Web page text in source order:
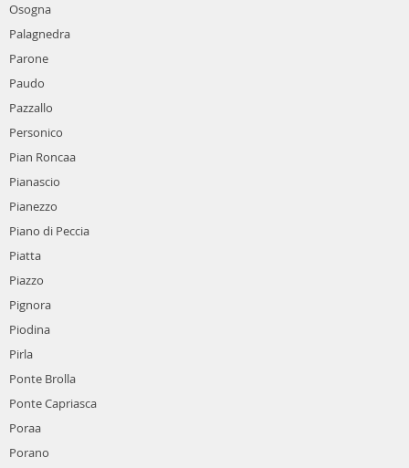
Osogna
Palagnedra
Parone
Paudo
Pazzallo
Personico
Pian Roncaa
Pianascio
Pianezzo
Piano di Peccia
Piatta
Piazzo
Pignora
Piodina
Pirla
Ponte Brolla
Ponte Capriasca
Poraa
Porano